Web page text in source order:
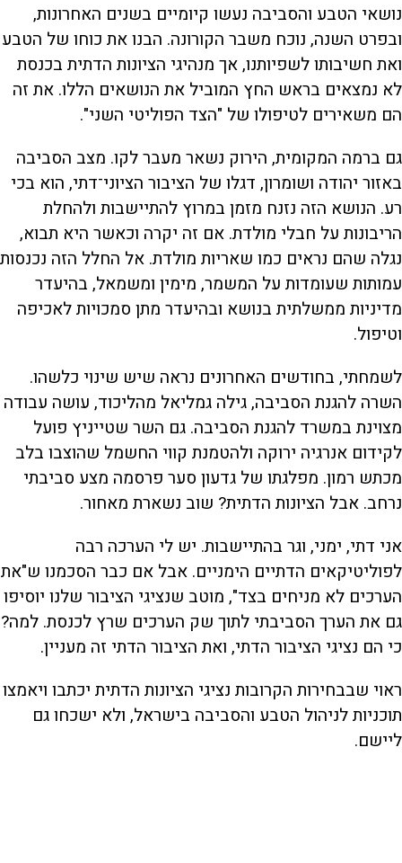
נושאי הטבע והסביבה נעשו קיומיים בשנים האחרונות,
ובפרט השנה, נוכח משבר הקורונה. הבנו את כוחו של הטבע
ואת חשיבותו לשפיותנו, אך מנהיגי הציונות הדתית בכנסת
לא נמצאים בראש החץ המוביל את הנושאים הללו. את זה
הם משאירים לטיפולו של "הצד הפוליטי השני".
גם ברמה המקומית, הירוק נשאר מעבר לקו. מצב הסביבה
באזור יהודה ושומרון, דגלו של הציבור הציוני־דתי, הוא בכי
רע. הנושא הזה נזנח מזמן במרוץ להתיישבות ולהחלת
הריבונות על חבלי מולדת. אם זה יקרה וכאשר היא תבוא,
נגלה שהם נראים כמו שאריות מולדת. אל החלל הזה נכנסות
עמותות שעומדות על המשמר, מימין ומשמאל, בהיעדר
מדיניות ממשלתית בנושא ובהיעדר מתן סמכויות לאכיפה
וטיפול.
לשמחתי, בחודשים האחרונים נראה שיש שינוי כלשהו.
השרה להגנת הסביבה, גילה גמליאל מהליכוד, עושה עבודה
מצוינת במשרד להגנת הסביבה. גם השר שטייניץ פועל
לקידום אנרגיה ירוקה ולהטמנת קווי החשמל שהוצבו בלב
מכתש רמון. מפלגתו של גדעון סער פרסמה מצע סביבתי
נרחב. אבל הציונות הדתית? שוב נשארת מאחור.
אני דתי, ימני, וגר בהתיישבות. יש לי הערכה רבה
לפוליטיקאים הדתיים הימניים. אבל אם כבר הסכמנו ש"את
הערכים לא מניחים בצד", מוטב שנציגי הציבור שלנו יוסיפו
גם את הערך הסביבתי לתוך שק הערכים שרץ לכנסת. למה?
כי הם נציגי הציבור הדתי, ואת הציבור הדתי זה מעניין.
ראוי שבבחירות הקרובות נציגי הציונות הדתית יכתבו ויאמצו
תוכניות לניהול הטבע והסביבה בישראל, ולא ישכחו גם
ליישם.